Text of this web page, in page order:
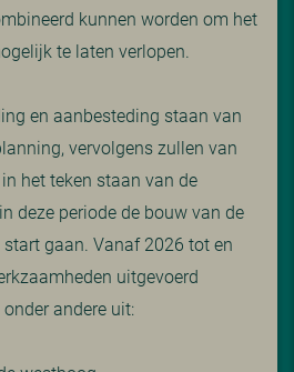
kunnen worden om het
te laten verlopen.
en aanbesteding staan van
vervolgens zullen van
het teken staan van de
deze periode de bouw van de
gaan. Vanaf 2026 tot en
uitgevoerd
andere uit: